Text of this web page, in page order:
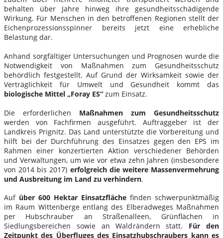
behalten über Jahre hinweg ihre gesundheitsschädigende
Wirkung. Für Menschen in den betroffenen Regionen stellt der
Eichenprozessionsspinner bereits jetzt eine erhebliche
Belastung dar.
Anhand sorgfältiger Untersuchungen und Prognosen wurde die
Notwendigkeit von Maßnahmen zum Gesundheitsschutz
behördlich festgestellt. Auf Grund der Wirksamkeit sowie der
Verträglichkeit für Umwelt und Gesundheit kommt das
biologische Mittel „Foray ES“ zum Einsatz.
Die erforderlichen Maßnahmen zum Gesundheitsschutz
werden von Fachfirmen ausgeführt. Auftraggeber ist der
Landkreis Prignitz. Das Land unterstützte die Vorbereitung und
hilft bei der Durchführung des Einsatzes gegen den EPS im
Rahmen einer konzertierten Aktion verschiedener Behörden
und Verwaltungen, um wie vor etwa zehn Jahren (insbesondere
von 2014 bis 2017) erfolgreich die weitere Massenvermehrung
und Ausbreitung im Land zu verhindern.
Auf über 600 Hektar Einsatzfläche finden schwerpunktmäßig
im Raum Wittenberge entlang des Elberadweges Maßnahmen
per Hubschrauber an Straßenalleen, Grünflächen in
Siedlungsbereichen sowie an Waldrändern statt. Für den
Zeitpunkt des Überfluges des Einsatzhubschraubers kann es